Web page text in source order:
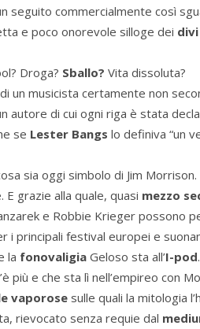
seguito commercialmente così
e poco onorevole silloge dei
Droga? Sballo? Vita dissoluta?
di un musicista certamente non
di cui ogni riga è stata
se Lester Bangs lo definiva “un
sia oggi simbolo di Jim
grazie alla quale, quasi mezzo
e Robbie Krieger possono
i principali festival europei e
la fonovaligia Geloso sta all’I-pod
più e che sta lì nell’empireo con
vaporose sulle quali la mitologia
rievocato senza requie dal